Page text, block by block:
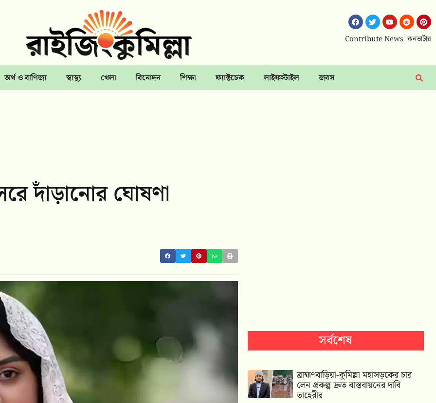
Contribute News কনভার্টার
অর্থ ও বাণিজ্য স্বাস্থ্য খেলা বিনোদন শিক্ষা ফ্যাক্টচেক লাইফস্টাইল জবস
দাঁড়ানোর ঘোষণা
সর্বশেষ
ব্রাহ্মণবাড়িয়া-কুমিল্লা মহাসড়কের চার
লেন প্রকল্প দ্রুত বাস্তবায়নের দাবি
তাহেরীর